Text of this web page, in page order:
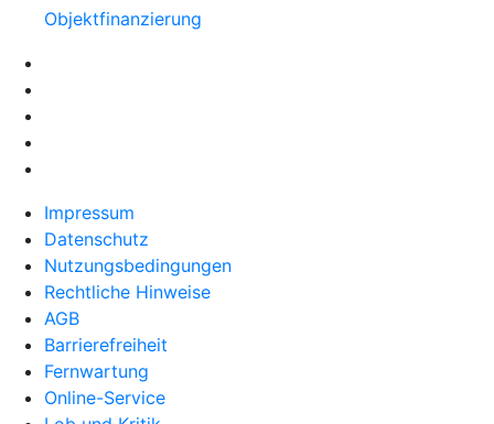
Objektfinanzierung
Impressum
Datenschutz
Nutzungsbedingungen
Rechtliche Hinweise
AGB
Barrierefreiheit
Fernwartung
Online-Service